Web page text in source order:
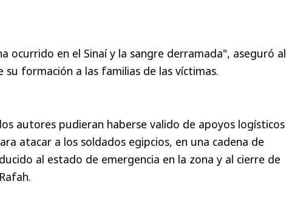
ocurrido en el Sinaí y la sangre derramada", aseguró al
su formación a las familias de las víctimas.
autores pudieran haberse valido de apoyos logísticos
atacar a los soldados egipcios, en una cadena de
al estado de emergencia en la zona y al cierre de